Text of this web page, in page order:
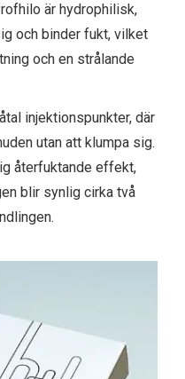
är hydrophilisk,
och binder fukt, vilket
och en strålande
injektionspunkter, där
utan att klumpa sig.
återfuktande effekt,
blir synlig cirka två